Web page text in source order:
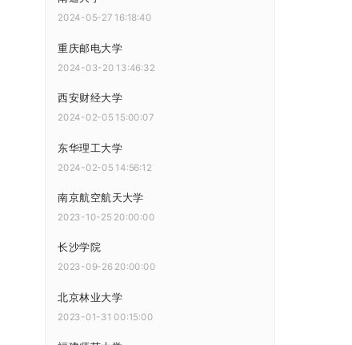
2024-05-27 16:18:40
重庆邮电大学
2024-03-20 13:46:32
西安财经大学
2024-02-05 15:00:07
东华理工大学
2024-02-05 14:56:12
南京航空航天大学
2023-10-25 20:00:00
长沙学院
2023-09-26 20:00:00
北京林业大学
2023-01-31 00:15:00